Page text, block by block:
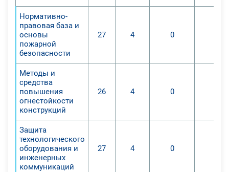
Нормативно-
правовая база и
основы
пожарной
безопасности
27 4 0
Методы и
средства
повышения
огнестойкости
конструкций
26 4 0
Защита
технологического
оборудования и
инженерных
коммуникаций
27 4 0